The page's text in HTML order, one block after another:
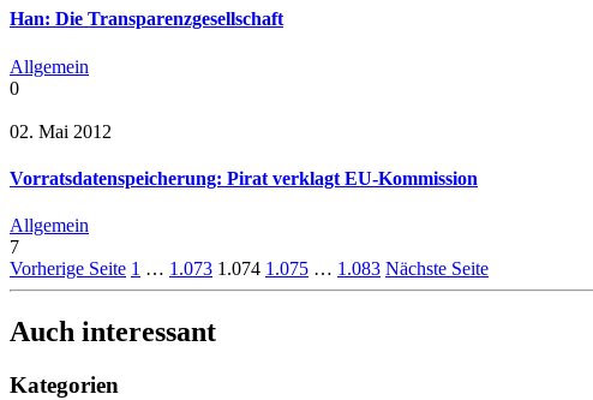
Han: Die Transparenzgesellschaft
Allgemein
0
02. Mai 2012
Vorratsdatenspeicherung: Pirat verklagt EU-Kommission
Allgemein
7
Vorherige Seite 1 … 1.073 1.074 1.075 … 1.083 Nächste Seite
Auch interessant
Kategorien